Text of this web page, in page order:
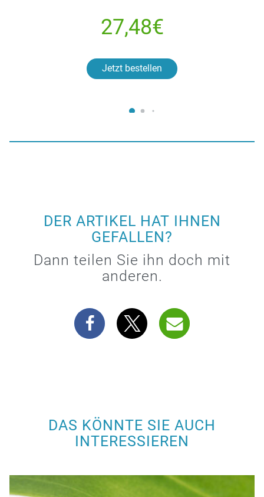
27,48€
Jetzt bestellen
DER ARTIKEL HAT IHNEN
GEFALLEN?
Dann teilen Sie ihn doch mit
anderen.
DAS KÖNNTE SIE AUCH
INTERESSIEREN